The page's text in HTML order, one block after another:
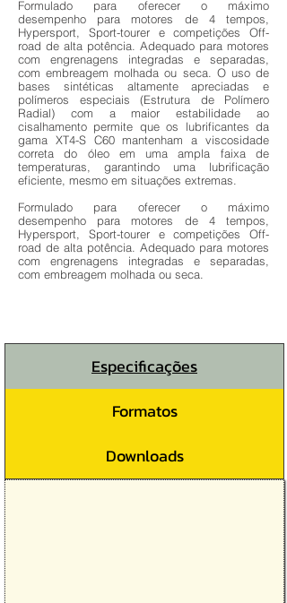
Formulado para oferecer o máximo
desempenho para motores de 4 tempos,
Hypersport, Sport-tourer e competições Off-
road de alta potência. Adequado para motores
com engrenagens integradas e separadas,
com embreagem molhada ou seca. O uso de
bases sintéticas altamente apreciadas e
polímeros especiais (Estrutura de Polímero
Radial) com a maior estabilidade ao
cisalhamento permite que os lubrificantes da
gama XT4-S C60 mantenham a viscosidade
correta do óleo em uma ampla faixa de
temperaturas, garantindo uma lubrificação
eficiente, mesmo em situações extremas.
Formulado para oferecer o máximo
desempenho para motores de 4 tempos,
Hypersport, Sport-tourer e competições Off-
road de alta potência. Adequado para motores
com engrenagens integradas e separadas,
com embreagem molhada ou seca.
Especificações
Formatos
Downloads